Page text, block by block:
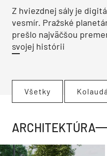
Z hviezdnej sály je
vesmír. Pražské
prešlo najväčšou
svojej histórii
Všetky
ARCHITEKTÚRA